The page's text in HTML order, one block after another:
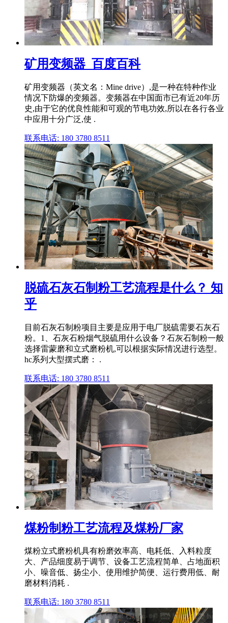
矿用变频器_百度百科
矿用变频器（英文名：Mine drive）,是一种在特种作业
情况下防爆的变频器。变频器在中国面市已有近20年历
史,由于它的优良性能和可观的节电功效,所以在各行各业
中应用十分广泛,使 .
联系电话: 180 3780 8511
脱硫石灰石制粉工艺流程是什么？ 知
乎
目前石灰石制粉项目主要是应用于电厂脱硫需要石灰石
粉。1、石灰石粉烟气脱硫用什么设备？石灰石制粉一般
选择雷蒙磨和立式磨粉机,可以根据实际情况进行选型。
hc系列大型摆式磨： .
联系电话: 180 3780 8511
煤粉制粉工艺流程及煤粉厂家
煤粉立式磨粉机具有粉磨效率高、电耗低、入料粒度
大、产品细度易于调节、设备工艺流程简单、占地面积
小、噪音低、扬尘小、使用维护简便、运行费用低、耐
磨材料消耗 .
联系电话: 180 3780 8511